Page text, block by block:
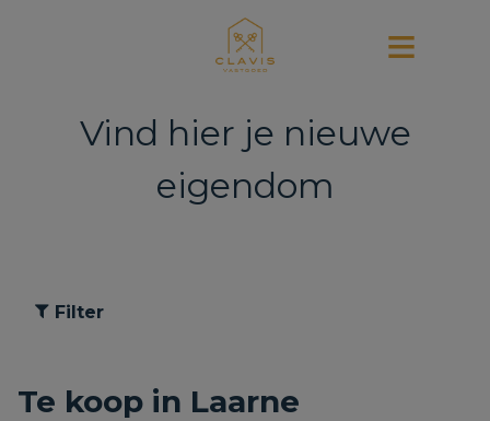
Vind hier je nieuwe
eigendom
Filter
Te koop in Laarne